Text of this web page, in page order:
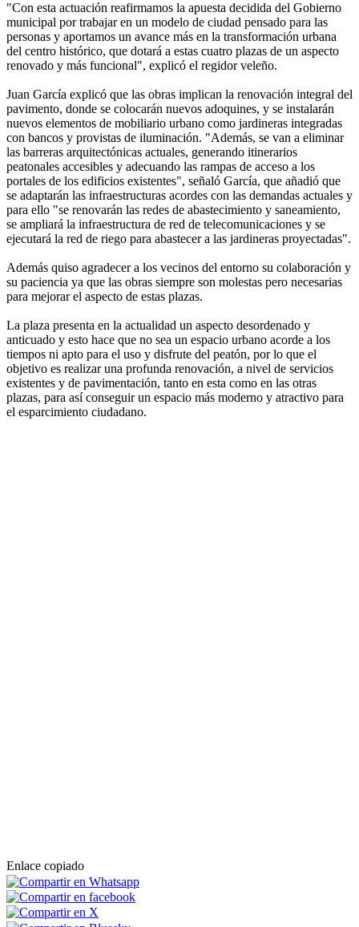
"Con esta actuación reafirmamos la apuesta decidida del Gobierno
municipal por trabajar en un modelo de ciudad pensado para las
personas y aportamos un avance más en la transformación urbana
del centro histórico, que dotará a estas cuatro plazas de un aspecto
renovado y más funcional", explicó el regidor veleño.
Juan García explicó que las obras implican la renovación integral del
pavimento, donde se colocarán nuevos adoquines, y se instalarán
nuevos elementos de mobiliario urbano como jardineras integradas
con bancos y provistas de iluminación. "Además, se van a eliminar
las barreras arquitectónicas actuales, generando itinerarios
peatonales accesibles y adecuando las rampas de acceso a los
portales de los edificios existentes", señaló García, que añadió que
se adaptarán las infraestructuras acordes con las demandas actuales y
para ello "se renovarán las redes de abastecimiento y saneamiento,
se ampliará la infraestructura de red de telecomunicaciones y se
ejecutará la red de riego para abastecer a las jardineras proyectadas".
Además quiso agradecer a los vecinos del entorno su colaboración y
su paciencia ya que las obras siempre son molestas pero necesarias
para mejorar el aspecto de estas plazas.
La plaza presenta en la actualidad un aspecto desordenado y
anticuado y esto hace que no sea un espacio urbano acorde a los
tiempos ni apto para el uso y disfrute del peatón, por lo que el
objetivo es realizar una profunda renovación, a nivel de servicios
existentes y de pavimentación, tanto en esta como en las otras
plazas, para así conseguir un espacio más moderno y atractivo para
el esparcimiento ciudadano.
Enlace copiado